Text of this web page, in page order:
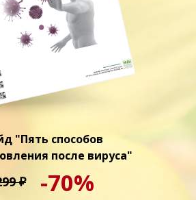
"Пять способов
после вируса"
₽ -70%